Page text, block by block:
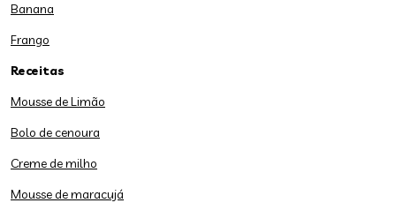
Banana
Frango
Receitas
Mousse de Limão
Bolo de cenoura
Creme de milho
Mousse de maracujá